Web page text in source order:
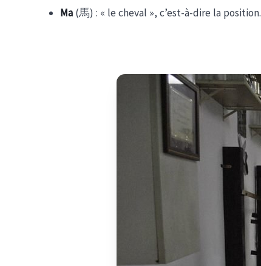
Ma (馬) : « le cheval », c’est-à-dire la position.